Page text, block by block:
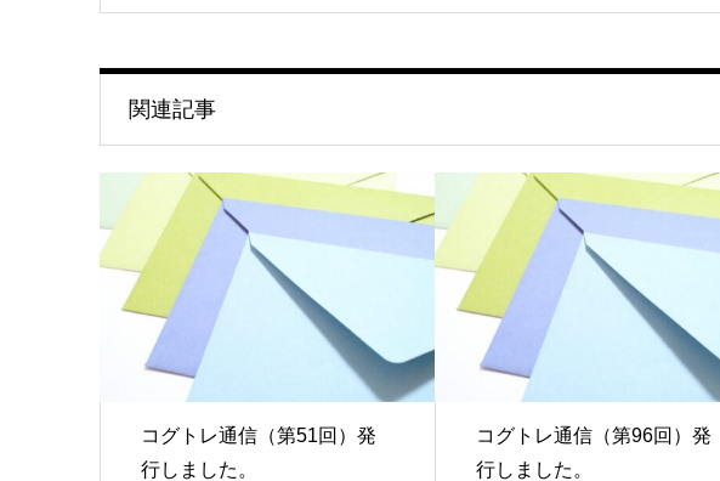
関連記事
コグトレ通信（第51回）発
行しました。
コグトレ通信（第96回）発
行しました。